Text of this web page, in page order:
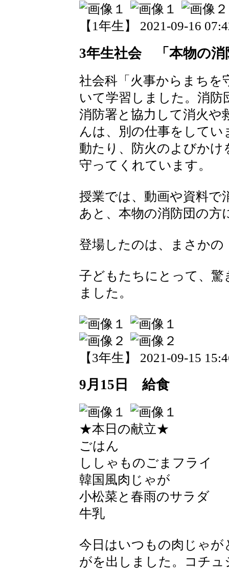
【1年生】 2021-09-16
3年生社会 「本物の消
社会科「火事からまちを
いて学習しました。消防
消防署と協力して消火や
んは、別の仕事をして
動たり、防火のよびか
守ってくれています。
授業では、動画や資料で
あと、本物の消防団の
登場したのは、まさかの
子どもたちにとって、
ました。
【3年生】 2021-09-15
9月15日 給食
★本日の献立★
ごはん
ししゃものごまフライ
韓国風肉じゃが
小松菜と春雨のサラダ
牛乳
今日はいつもの肉じゃが
がを出しました。コチ